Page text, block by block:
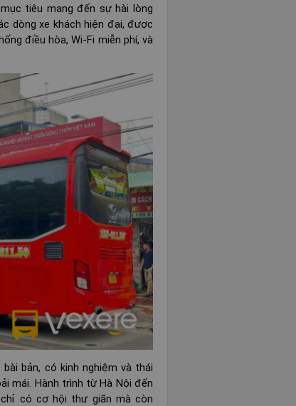
tiêu mang đến sự hài lòng
dòng xe khách hiện đại, được
điều hòa, Wi-Fi miễn phí, và
bản, có kinh nghiệm và thái
mái. Hành trình từ Hà Nội đến
chỉ có cơ hội thư giãn mà còn